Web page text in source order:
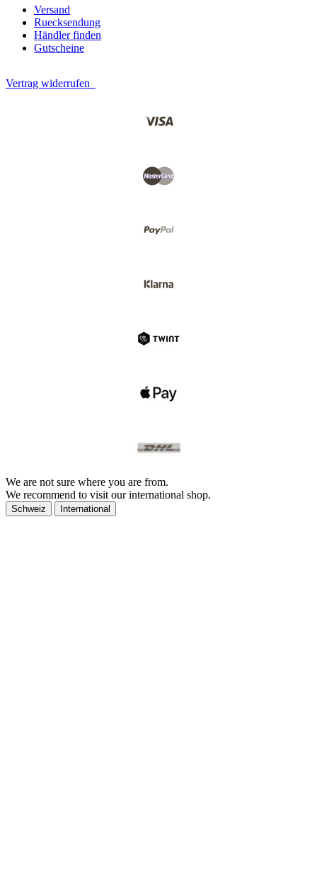
Versand
Ruecksendung
Händler finden
Gutscheine
Vertrag widerrufen
We are not sure where you are from.
We recommend to visit our international shop.
Schweiz International